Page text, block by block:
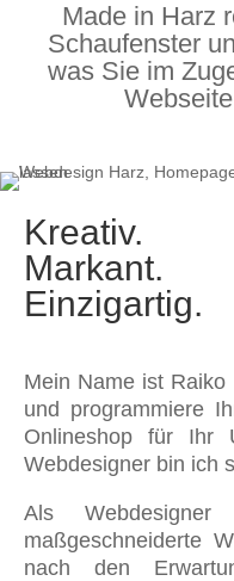
Made in Harz
Schaufenster
was Sie im
Kreativ.
Markant.
Einzigartig.
Mein Name ist
und programmiere
Onlineshop für Ihr
Webdesigner bin ich
Als
maßgeschneiderte
nach den